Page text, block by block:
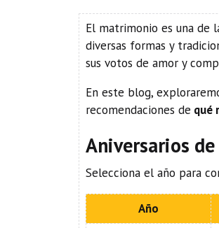
El matrimonio es una de
diversas formas y
sus votos de amor y
En este blog,
recomendaciones de qué
Aniversarios
Selecciona el año para
Año